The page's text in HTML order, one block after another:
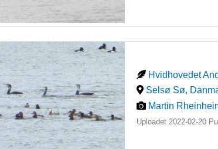
Hvidhovedet And
Selsø Sø,
Martin
Uploadet 2022-02-20